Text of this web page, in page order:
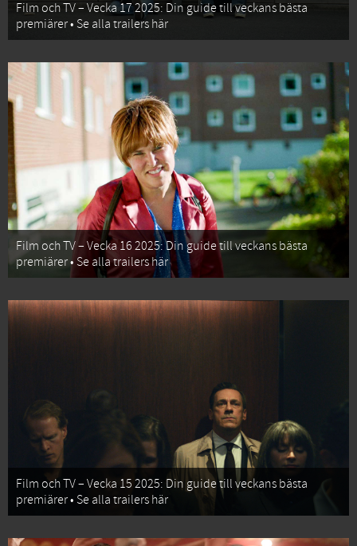
Film och TV – Vecka 17 2025: Din guide till veckans bästa
premiärer • Se alla trailers här
Film och TV – Vecka 16 2025: Din guide till veckans bästa
premiärer • Se alla trailers här
Film och TV – Vecka 15 2025: Din guide till veckans bästa
premiärer • Se alla trailers här